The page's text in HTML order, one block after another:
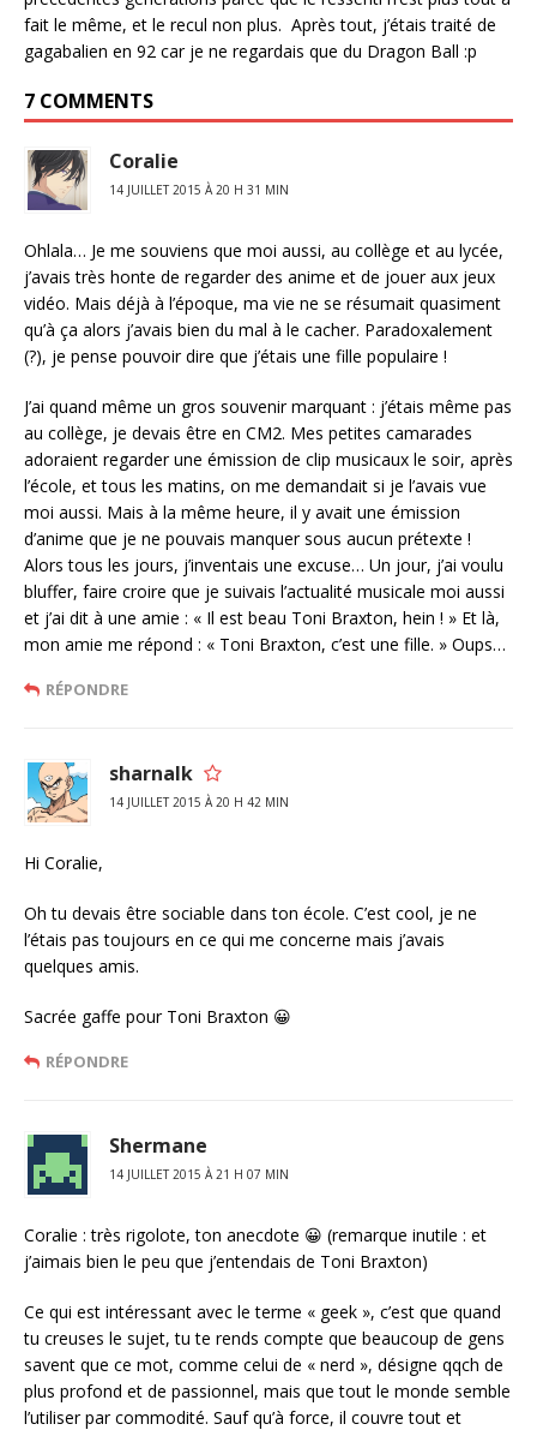
fait le même, et le recul non plus. Après tout, j’étais traité de
gagabalien en 92 car je ne regardais que du Dragon Ball :p
7 COMMENTS
Coralie
14 JUILLET 2015 À 20 H 31 MIN
Ohlala… Je me souviens que moi aussi, au collège et au lycée,
j’avais très honte de regarder des anime et de jouer aux jeux
vidéo. Mais déjà à l’époque, ma vie ne se résumait quasiment
qu’à ça alors j’avais bien du mal à le cacher. Paradoxalement
(?), je pense pouvoir dire que j’étais une fille populaire !
J’ai quand même un gros souvenir marquant : j’étais même pas
au collège, je devais être en CM2. Mes petites camarades
adoraient regarder une émission de clip musicaux le soir, après
l’école, et tous les matins, on me demandait si je l’avais vue
moi aussi. Mais à la même heure, il y avait une émission
d’anime que je ne pouvais manquer sous aucun prétexte !
Alors tous les jours, j’inventais une excuse… Un jour, j’ai voulu
bluffer, faire croire que je suivais l’actualité musicale moi aussi
et j’ai dit à une amie : « Il est beau Toni Braxton, hein ! » Et là,
mon amie me répond : « Toni Braxton, c’est une fille. » Oups…
RÉPONDRE
sharnalk
14 JUILLET 2015 À 20 H 42 MIN
Hi Coralie,
Oh tu devais être sociable dans ton école. C’est cool, je ne
l’étais pas toujours en ce qui me concerne mais j’avais
quelques amis.
Sacrée gaffe pour Toni Braxton 😀
RÉPONDRE
Shermane
14 JUILLET 2015 À 21 H 07 MIN
Coralie : très rigolote, ton anecdote 😀 (remarque inutile : et
j’aimais bien le peu que j’entendais de Toni Braxton)
Ce qui est intéressant avec le terme « geek », c’est que quand
tu creuses le sujet, tu te rends compte que beaucoup de gens
savent que ce mot, comme celui de « nerd », désigne qqch de
plus profond et de passionnel, mais que tout le monde semble
l’utiliser par commodité. Sauf qu’à force, il couvre tout et